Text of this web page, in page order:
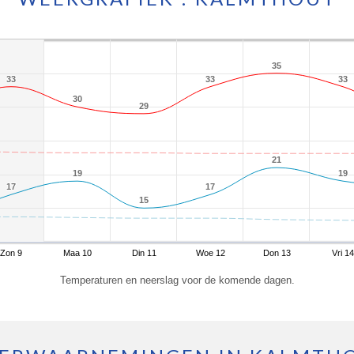
33
33
30
30
29
29
33
33
35
35
33
33
17
17
19
19
15
15
17
17
21
21
19
19
Zon 9 Maa 10 Din 11 Woe 12 Don 13 Vri 14
Temperaturen en neerslag voor de komende dagen.